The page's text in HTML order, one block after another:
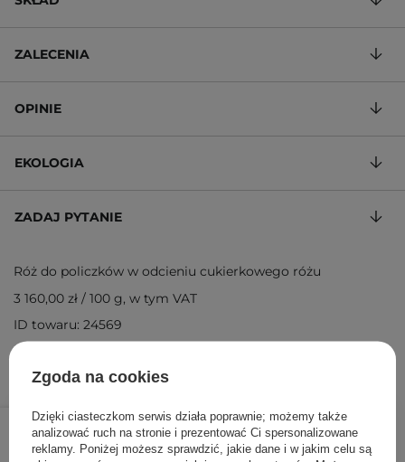
63,20 zł 79,00 zł /szt.
ZALECENIA
OPINIE
EKOLOGIA
ZADAJ PYTANIE
Róż do policzków w odcieniu cukierkowego różu
3 160,00 zł / 100 g, w tym VAT
ID towaru: 24569
Zgoda na cookies
Dzięki ciasteczkom serwis działa poprawnie; możemy także
analizować ruch na stronie i prezentować Ci spersonalizowane
reklamy. Poniżej możesz sprawdzić, jakie dane i w jakim celu są